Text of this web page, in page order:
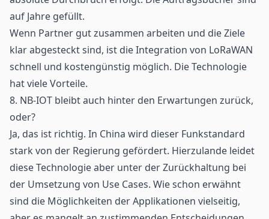
auf Jahre gefüllt.
Wenn Partner gut zusammen arbeiten und die Ziele
klar abgesteckt sind, ist die Integration von LoRaWAN
schnell und kostengünstig möglich. Die Technologie
hat viele Vorteile.
8. NB-IOT bleibt auch hinter den Erwartungen zurück,
oder?
Ja, das ist richtig. In China wird dieser Funkstandard
stark von der Regierung gefördert. Hierzulande leidet
diese Technologie aber unter der Zurückhaltung bei
der Umsetzung von Use Cases. Wie schon erwähnt
sind die Möglichkeiten der Applikationen vielseitig,